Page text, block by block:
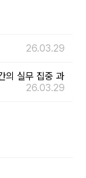
26.03.29
의 실무 집중 과
26.03.29